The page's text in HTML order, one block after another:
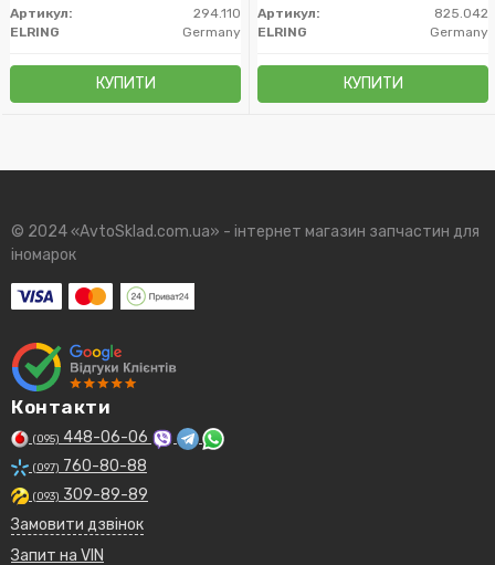
Артикул:
294.110
ELRING
Germany
КУПИТИ
Артикул:
825.042
ELRING
Germany
КУПИТИ
© 2024 «AvtoSklad.com.ua» - інтернет магазин запчастин для
іномарок
Контакти
(095) 448-06-06
(097) 760-80-88
(093) 309-89-89
Замовити дзвінок
Запит на VIN